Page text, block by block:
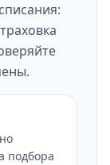
подбора